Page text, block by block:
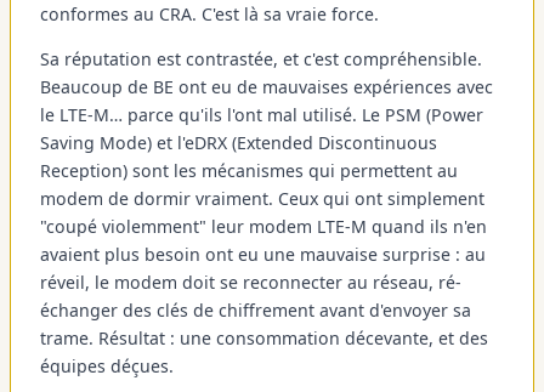
conformes au CRA. C'est là sa vraie force.
Sa réputation est contrastée, et c'est compréhensible.
Beaucoup de BE ont eu de mauvaises expériences avec
le LTE-M… parce qu'ils l'ont mal utilisé. Le PSM (Power
Saving Mode) et l'eDRX (Extended Discontinuous
Reception) sont les mécanismes qui permettent au
modem de dormir vraiment. Ceux qui ont simplement
"coupé violemment" leur modem LTE-M quand ils n'en
avaient plus besoin ont eu une mauvaise surprise : au
réveil, le modem doit se reconnecter au réseau, ré-
échanger des clés de chiffrement avant d'envoyer sa
trame. Résultat : une consommation décevante, et des
équipes déçues.